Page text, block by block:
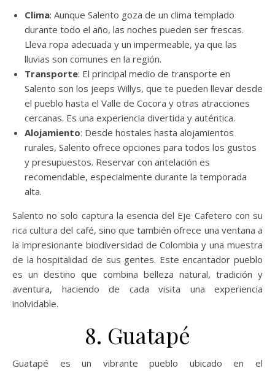
Clima: Aunque Salento goza de un clima templado
durante todo el año, las noches pueden ser frescas.
Lleva ropa adecuada y un impermeable, ya que las
lluvias son comunes en la región.
Transporte: El principal medio de transporte en
Salento son los jeeps Willys, que te pueden llevar desde
el pueblo hasta el Valle de Cocora y otras atracciones
cercanas. Es una experiencia divertida y auténtica.
Alojamiento: Desde hostales hasta alojamientos
rurales, Salento ofrece opciones para todos los gustos
y presupuestos. Reservar con antelación es
recomendable, especialmente durante la temporada
alta.
Salento no solo captura la esencia del Eje Cafetero con su
rica cultura del café, sino que también ofrece una ventana a
la impresionante biodiversidad de Colombia y una muestra
de la hospitalidad de sus gentes. Este encantador pueblo
es un destino que combina belleza natural, tradición y
aventura, haciendo de cada visita una experiencia
inolvidable.
8. Guatapé
Guatapé es un vibrante pueblo ubicado en el